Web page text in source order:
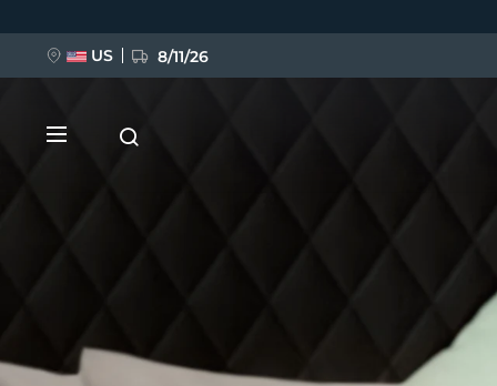
US 8/11/26
BREAKING NEWS